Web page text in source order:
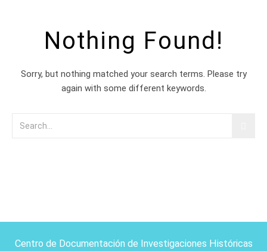
Nothing Found!
Sorry, but nothing matched your search terms. Please try
again with some different keywords.
Centro de Documentación de Investigaciones Históricas